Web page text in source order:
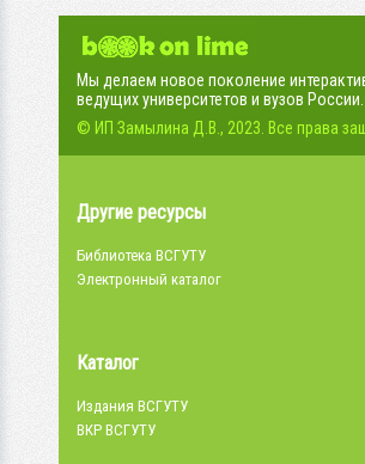
Мы делаем новое поколение
ведущих университетов и вузов России.
© ИП Замылина Д.В., 2023. Все права
Другие ресурсы
Библиотека ВСГУТУ
Электронный каталог
Каталог
Издания ВСГУТУ
ВКР ВСГУТУ